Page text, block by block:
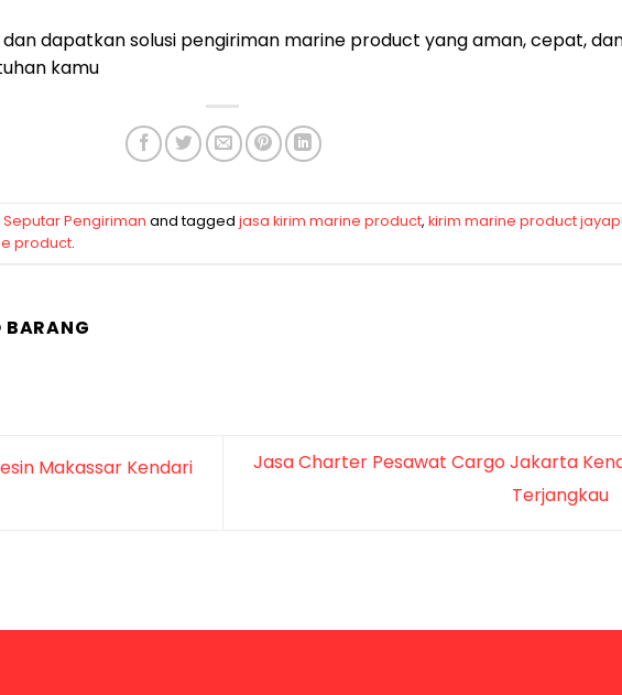
dapatkan solusi pengiriman marine product yang aman, cepat,
kamu
Seputar Pengiriman and tagged jasa kirim marine product, kirim marine product
product.
BARANG
Makassar Kendari
Jasa Charter Pesawat Cargo Jakarta
Terjangkau